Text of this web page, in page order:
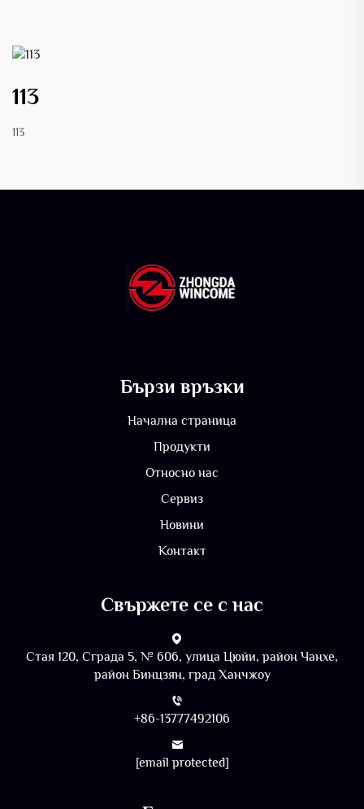
113
113
Бързи връзки
Начална страница
Продукти
Относно нас
Сервиз
Новини
Контакт
Свържете се с нас
Стая 120, Сграда 5, № 606, улица Цюйи, район Чанхе,
район Бинцзян, град Ханчжоу
+86-13777492106
[email protected]